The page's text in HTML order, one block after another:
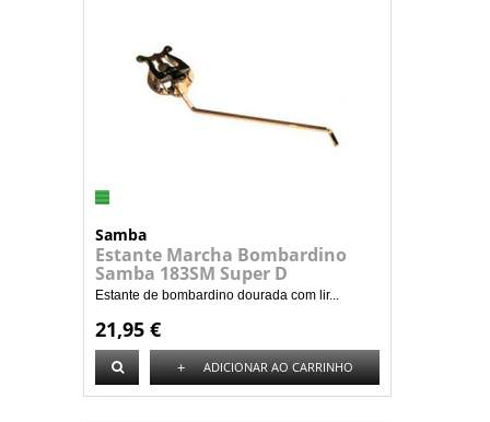
Samba
Estante Marcha Bombardino
Samba 183SM Super D
Estante de bombardino dourada com lir...
21,95 €
+ ADICIONAR AO CARRINHO